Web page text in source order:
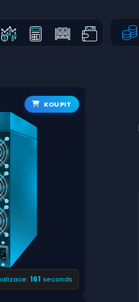
KOUPIT
160 seconds